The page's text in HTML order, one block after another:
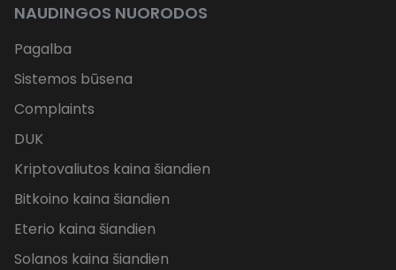
NAUDINGOS NUORODOS
Pagalba
Sistemos būsena
Complaints
DUK
Kriptovaliutos kaina šiandien
Bitkoino kaina šiandien
Eterio kaina šiandien
Solanos kaina šiandien